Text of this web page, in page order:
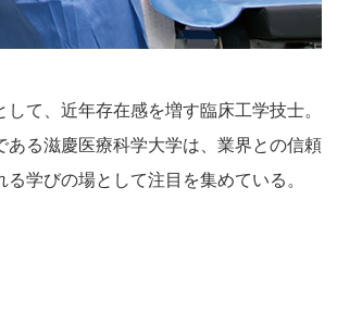
て、近年存在感を増す臨床工学技士。
る滋慶医療科学大学は、業界との信頼
学びの場として注目を集めている。